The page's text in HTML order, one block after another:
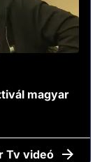
magyar
Tv videó